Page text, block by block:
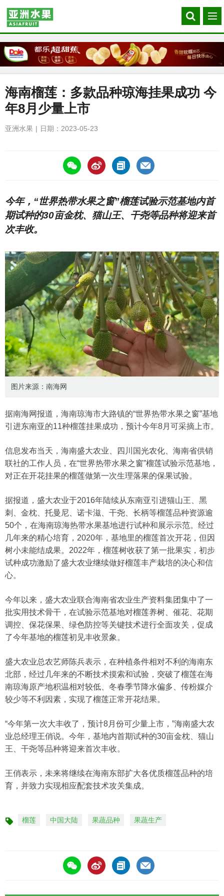
Search
our
菜
单
海南榴莲：多款品种琼海挂果成功 今
年8月少量上市
亚洲水果 日期：2023-05-23
https://asiafruitchina.net/25226.html
今年，“世界热带水果之窗”榴莲试验示范基地内首
期试种的30亩金枕、猫山王、干尧等品种将迎来首
次丰收。
图片来源：南海网
据南海网报道，海南琼海市大路镇的“世界热带水果之窗”基地
引进东南亚的11种榴莲挂果成功，预计今年8月可采摘上市。
信息发布当天，海南盛大农业、四川国光农化、海南省供销
联社的工作人员，在“世界热带水果之窗”榴莲试验示范基地，
对正在开花挂果的榴莲做第一次生理落果的保果试验。
据报道，盛大农业于2016年陆续从东南亚引进猫山王、黑
刺、金枕、托曼尼、诺卡滋、干尧、长柄等榴莲品种资源逾
50个，在海南琼海热带水果基地进行试种和展示示范。经过
几年来的精心培育，2020年，基地里的榴莲首次开花，但因
树小未能结成果。2022年，榴莲树收获了第一批果实，初步
试种成功激励了盛大农业继续做好榴莲丰产栽培的决心和信
心。
今年以来，盛大农业联合海南省农业生产资料集团集中了一
批实用技术骨干，在试验示范基地对榴莲养树、催花、花期
调控、保花保果、绿色防控等关键技术进行全面攻关，促成
了今年基地的榴莲初见丰收景象。
盛大农业总农艺师陈兵表示，在种植条件相对不利的海南东
北部，经过几年来的不断技术摸索和试验，突破了榴莲在海
南琼海原产地积温相对较低、冬春季节降水偏多、传粉媒介
较少等不利因素，实现了榴莲正常开花结果。
“今年第一次大丰收了，预计8月份可少量上市，”海南盛大农
业总经理王俏说。今年，基地内首期试种的30亩金枕、猫山
王、干尧等品种将迎来首次丰收。
王俏表示，未来将继续在海南东部扩大各优质榴莲品种的培
育，并致力实现相应配套技术攻关集成。
标 榴莲 中国大陆 果蔬品种 果蔬生产